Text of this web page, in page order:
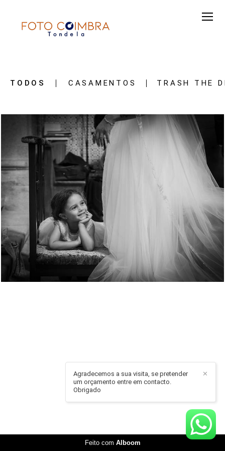
TODOS CASAMENTOS TRASH THE
✕
Agradecemos a sua visita, se pretender
um orçamento entre em contacto.
Obrigado
Feito com Alboom